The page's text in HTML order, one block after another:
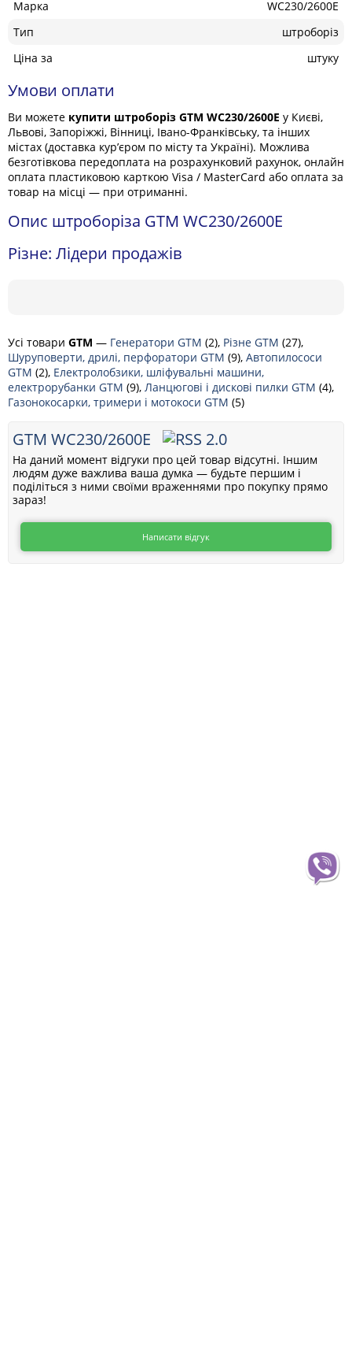
Марка
WC230/2600E
Тип
штроборіз
Ціна за
штуку
Умови оплати
Ви можете купити штроборіз GTM WC230/2600E у Києві,
Львові, Запоріжжі, Вінниці, Івано-Франківську, та інших
містах (доставка кур’єром по місту та Україні). Можлива
безготівкова передоплата на розрахунковий рахунок, онлайн
оплата пластиковою карткою Visa / MasterCard або оплата за
товар на місці — при отриманні.
Опис штроборіза GTM WC230/2600E
Різне: Лідери продажів
Усі товари GTM — Генератори GTM (2), Різне GTM (27),
Шуруповерти, дрилі, перфоратори GTM (9), Автопилососи
GTM (2), Електролобзики, шліфувальні машини,
електрорубанки GTM (9), Ланцюгові і дискові пилки GTM (4),
Газонокосарки, тримери і мотокоси GTM (5)
GTM WC230/2600E
На даний момент відгуки про цей товар відсутні. Іншим
людям дуже важлива ваша думка — будьте першим і
поділіться з ними своїми враженнями про покупку прямо
зараз!
Написати відгук